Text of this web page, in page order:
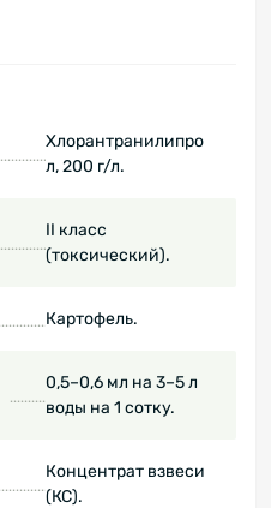
Хлорантранилипро
л, 200 г/л.
ІІ класс
(токсический).
Картофель.
0,5–0,6 мл на 3–5 л
воды на 1 сотку.
Концентрат взвеси
(КС).